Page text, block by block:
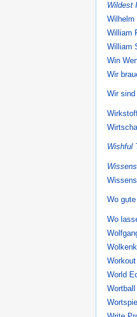
Wildest
Wilhelm
William
William
Win
Wir
Wir sind
Wishful
Wo
Wo
World
Wortball